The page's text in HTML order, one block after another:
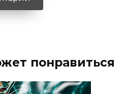
понравиться